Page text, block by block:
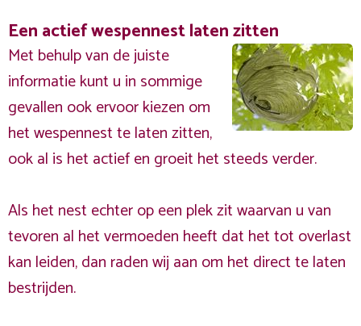
Een actief wespennest laten zitten
Met behulp van de juiste
informatie kunt u in sommige
gevallen ook ervoor kiezen om
het wespennest te laten zitten,
ook al is het actief en groeit het steeds verder.
Als het nest echter op een plek zit waarvan u van
tevoren al het vermoeden heeft dat het tot overlast
kan leiden, dan raden wij aan om het direct te laten
bestrijden.